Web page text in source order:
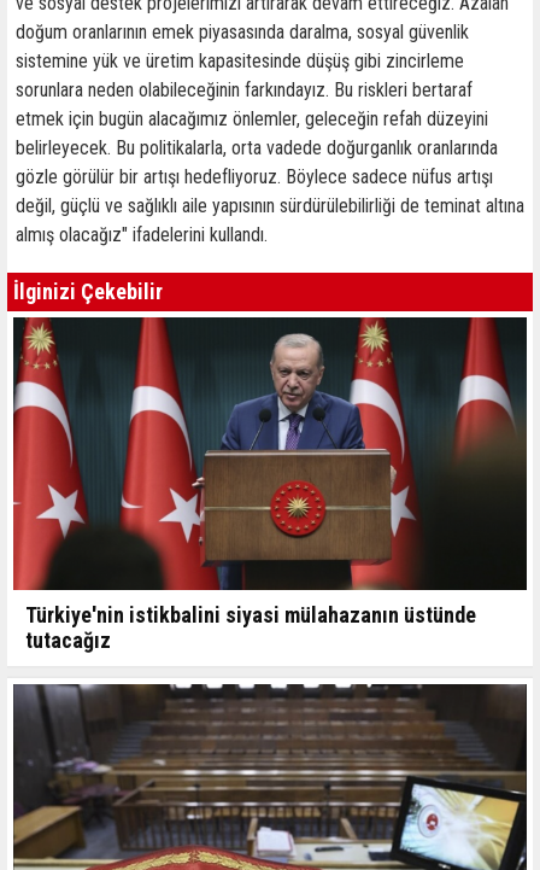
doğum oranlarının emek piyasasında daralma, sosyal güvenlik
sistemine yük ve üretim kapasitesinde düşüş gibi zincirleme
sorunlara neden olabileceğinin farkındayız. Bu riskleri bertaraf
etmek için bugün alacağımız önlemler, geleceğin refah düzeyini
belirleyecek. Bu politikalarla, orta vadede doğurganlık oranlarında
gözle görülür bir artışı hedefliyoruz. Böylece sadece nüfus artışı
değil, güçlü ve sağlıklı aile yapısının sürdürülebilirliği de teminat altına
almış olacağız" ifadelerini kullandı.
İlginizi Çekebilir
Türkiye'nin istikbalini siyasi mülahazanın üstünde
tutacağız